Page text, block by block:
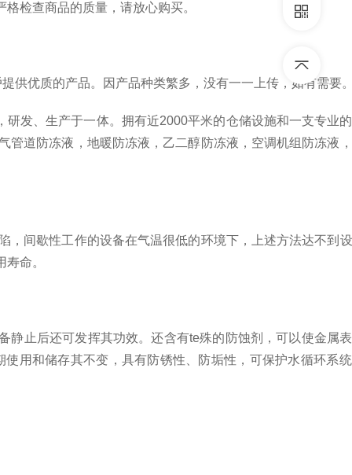
检查商品的质量，请放心购买。
供优质的产品。因产品种类繁多，没有一一上传，如有需要
发、生产于一体。拥有近2000平米的仓储设施和一支专业
道防冻液，地暖防冻液，乙二醇防冻液，空调机组防冻液
间歇性工作的设备在气温很低的环境下，上述方法达不到
命。
止后还可发挥其功效。还含有te殊的防蚀剂，可以使金属
用和储存其不变，具有防锈性、防垢性，可保护水循环系